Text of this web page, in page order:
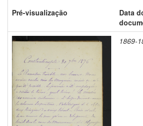
Pré-visualização
Data
1869-